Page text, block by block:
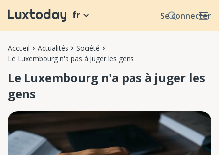
Se connecter
fr
Accueil Actualités
Société
Le Luxembourg n'a pas à juger les gens
Le Luxembourg n'a pas à juger les
gens